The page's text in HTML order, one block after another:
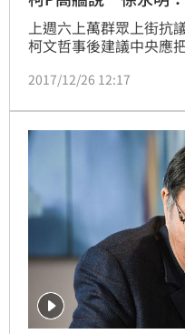
上週六上萬群眾上街抗
柯文哲事後建議中央應
灣內部卻要築高牆？」
2017/12/26 12:17